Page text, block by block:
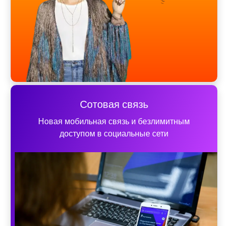
Сотовая связь
Новая мобильная связь и безлимитным
доступом в социальные сети